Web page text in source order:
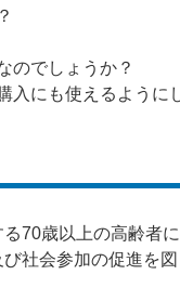
のでしょうか？
にも使えるように
70歳以上の高齢者
社会参加の促進を